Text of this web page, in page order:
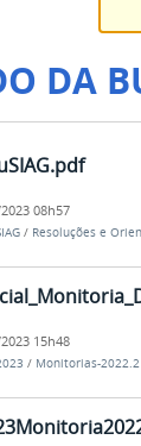
DA
08h57
/ Resoluções e
15h48
/ Monitorias-2022.2